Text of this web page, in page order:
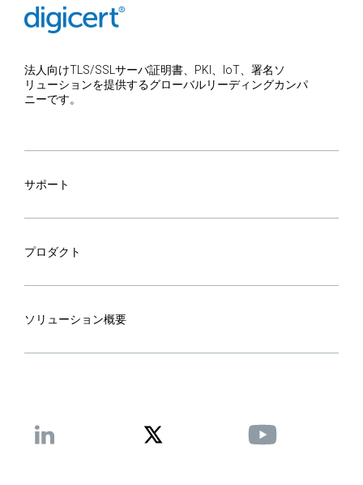
法人向けTLS/SSLサーバ証明書、PKI、IoT、署名ソ
リューションを提供するグローバルリーディングカンパ
ニーです。
サポート
プロダクト
ソリューション概要